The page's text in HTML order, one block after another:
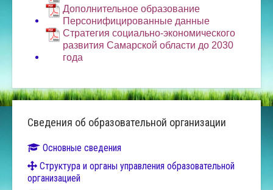
Дополнительное образование
Персонифицированные данные
Стратегия социально-экономического
развития Самарской области до 2030
года
Сведения об образовательной организации
Основные сведения
Структура и органы управления образовательной
организацией